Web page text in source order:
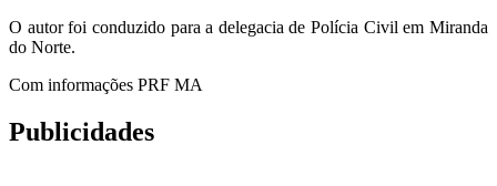
O autor foi conduzido para a delegacia de Polícia Civil em Miranda
do Norte.
Com informações PRF MA
Publicidades